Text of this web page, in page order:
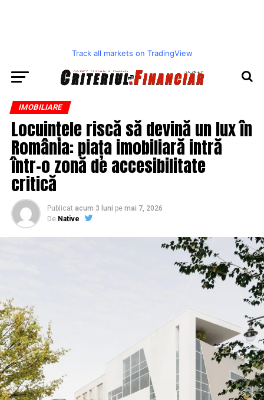
Track all markets on TradingView
IMOBILIARE
Locuințele riscă să devină un lux în
România: piața imobiliară intră
într-o zonă de accesibilitate
critică
Publicat acum 3 luni pe mai 7, 2026
De Native